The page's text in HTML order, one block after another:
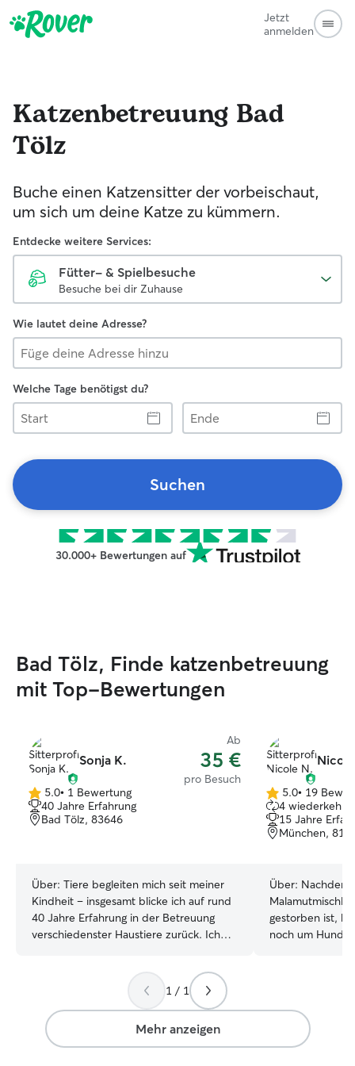
Jetzt
anmelden
Katzenbetreuung Bad
Tölz
Buche einen Katzensitter der vorbeischaut,
um sich um deine Katze zu kümmern.
Entdecke weitere Services:
Fütter- & Spielbesuche
Besuche bei dir Zuhause
Wie lautet deine Adresse?
Welche Tage benötigst du?
Start
Ende
Suchen
30.000+ Bewertungen auf
Bad Tölz, Finde katzenbetreuung
mit Top-Bewertungen
Sonja K.
Ab
35 €
pro Besuch
5.0
von
5
5.0• 1 Bewertung
40 Jahre Erfahrung
Bad Tölz, 83646
Über: Tiere begleiten mich seit meiner
Kindheit – insgesamt blicke ich auf rund
40 Jahre Erfahrung in der Betreuung
verschiedenster Haustiere zurück. Ich
Freunden und im privaten Umfeld
betreut, sowohl kurzfristig als auch über
längere Zeiträume. Mir ist ein
verantwortungsvoller, ruhiger und
liebevoller Umgang besonders wichtig.
5.0
von
5
Sternen
5.0• 19
4
15 Jahre
München,
Über: Nachdem
gestorben ist,
noch um
Zuhause
werden. Ich
Leben wieder
1 / 1
Mehr anzeigen